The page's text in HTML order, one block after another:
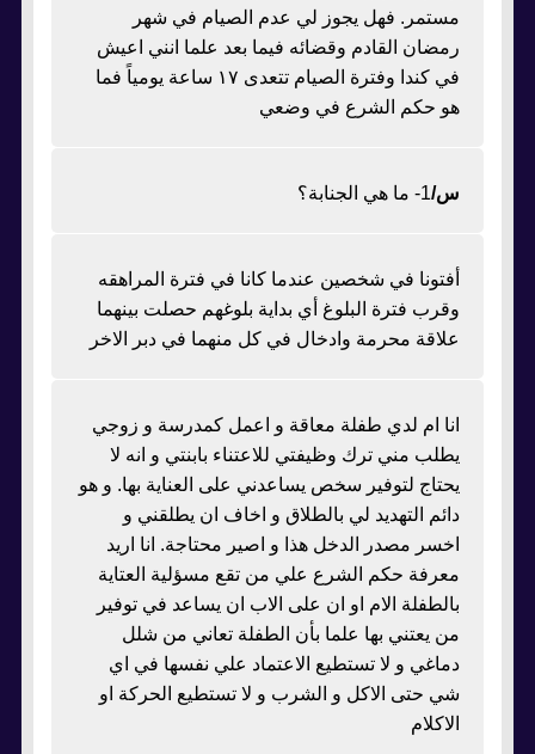
مستمر. فهل يجوز لي عدم الصيام في شهر
رمضان القادم وقضائه فيما بعد علما انني اعيش
في كندا وفترة الصيام تتعدى ١٧ ساعة يومياً فما
هو حكم الشرع في وضعي
س/1- ما هي الجنابة؟
أفتونا في شخصين عندما كانا في فترة المراهقه
وقرب فترة البلوغ أي بداية بلوغهم حصلت بينهما
علاقة محرمة وادخال في كل منهما في دبر الاخر
انا ام لدي طفلة معاقة و اعمل كمدرسة و زوجي
يطلب مني ترك وظيفتي للاعتناء بابنتي و انه لا
يحتاج لتوفير سخص يساعدني على العناية بها. و هو
دائم التهديد لي بالطلاق و اخاف ان يطلقني و
اخسر مصدر الدخل هذا و اصير محتاجة. انا اريد
معرفة حكم الشرع علي من تقع مسؤلية العتاية
بالطفلة الام او ان على الاب ان يساعد في توفير
من يعتني بها علما بأن الطفلة تعاني من شلل
دماغي و لا تستطيع الاعتماد علي نفسها في اي
شي حتى الاكل و الشرب و لا تستطيع الحركة او
الاكلام